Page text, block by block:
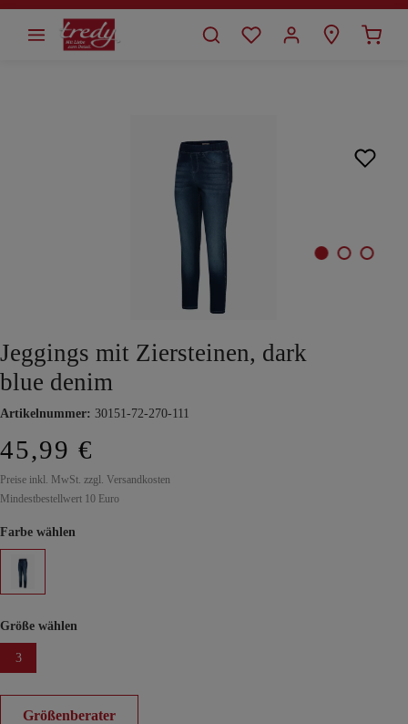
springen
Jeggings mit Ziersteinen, dark
blue denim
Artikelnummer: 30151-72-270-111
45,99 €
Preise inkl. MwSt. zzgl. Versandkosten
Mindestbestellwert 10 Euro
Farbe wählen
Größe wählen
3
Größenberater